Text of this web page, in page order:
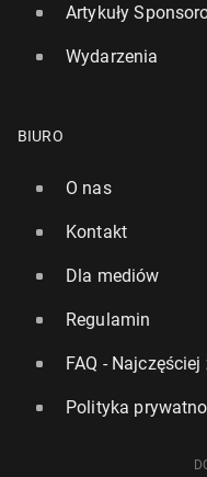
Artykuły
Wydarzenia
BIURO
O nas
Kontakt
Dla mediów
Regulamin
FAQ -
Polityka